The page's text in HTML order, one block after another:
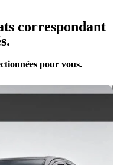
correspondant
pour vous.